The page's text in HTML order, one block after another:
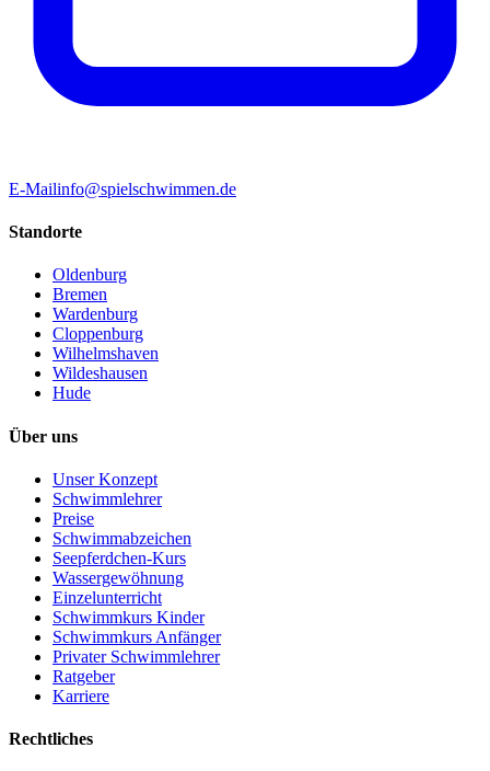
E-Mailinfo@spielschwimmen.de
Standorte
Oldenburg
Bremen
Wardenburg
Cloppenburg
Wilhelmshaven
Wildeshausen
Hude
Über uns
Unser Konzept
Schwimmlehrer
Preise
Schwimmabzeichen
Seepferdchen-Kurs
Wassergewöhnung
Einzelunterricht
Schwimmkurs Kinder
Schwimmkurs Anfänger
Privater Schwimmlehrer
Ratgeber
Karriere
Rechtliches